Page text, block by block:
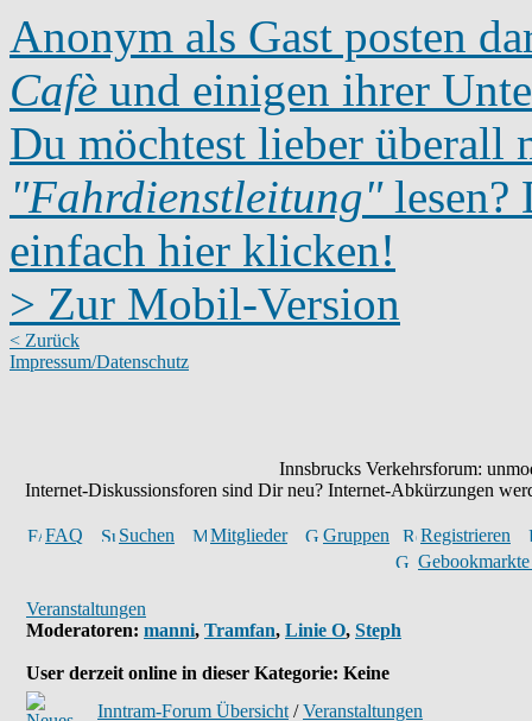
Anonym als Gast posten
Cafè und einigen ihrer
Du möchtest lieber überall
"Fahrdienstleitung"lesen?
einfach hier klicken!
> Zur Mobil-Version
< Zurück
Impressum/Datenschutz
Innsbrucks Verkehrsforum:
Internet-Diskussionsforen sind Dir neu? Internet-Abkürzungen
FAQ Suchen Mitglieder Gruppen
Registrieren
Veranstaltungen
Moderatoren: manni, Tramfan, Linie O, Steph
User derzeit online in dieser Kategorie: Keine
Inntram-Forum Übersicht /Veranstaltungen